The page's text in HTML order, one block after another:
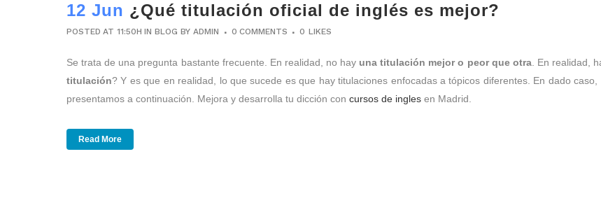
12 Jun ¿Qué titulación oficial de inglés es mejor?
POSTED AT 11:50H INBLOG BYADMIN 0 COMMENTS 0 LIKES
Se trata de una pregunta bastante frecuente. En realidad, no hay una titulación mejor o peor que otra. En realidad,
titulación? Y es que en realidad, lo que sucede es que hay titulaciones enfocadas a tópicos diferentes. En dado
presentamos a continuación. Mejora y desarrolla tu dicción con cursos de ingles en Madrid.
Read More